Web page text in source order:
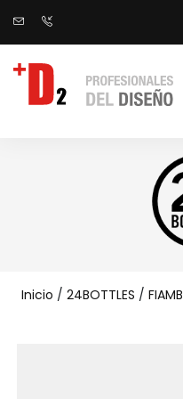
Inicio / 24BOTTLES /